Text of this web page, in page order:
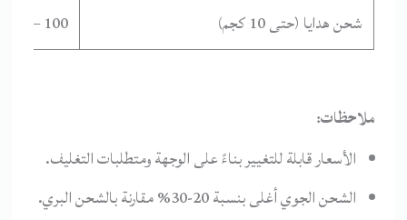
شحن هدايا (حتى 10 كجم)
100 – 200
ملاحظات:
الأسعار قابلة للتغيير بناءً على الوجهة ومتطلبات التغليف.
الشحن الجوي أغلى بنسبة 20-30% مقارنة بالشحن البري.